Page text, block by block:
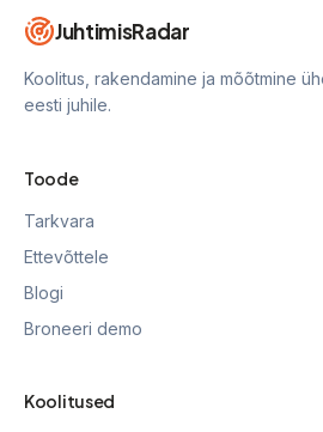
JuhtimisRadar
Koolitus, rakendamine ja mõõtmine
eesti juhile.
Toode
Tarkvara
Ettevõttele
Blogi
Broneeri demo
Koolitused